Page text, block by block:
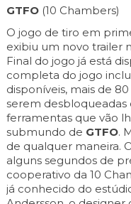
GTFO(10 Chambers)
O jogo de tiro em
exibiu um novo trailer
Final do jogo já está
completa do jogo
disponíveis, mais de
serem desbloqueadas
ferramentas que vão
submundo de GTFO.
de qualquer maneira.
alguns segundos de
cooperativo da 10
já conhecido do